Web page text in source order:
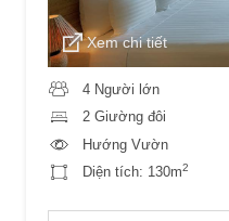
Xem chi tiết
4 Người lớn
2 Giường đôi
Hướng Vườn
Diện tích: 130m2